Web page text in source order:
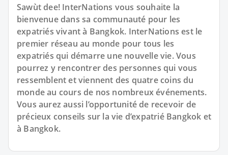
Sawùt dee! InterNations vous souhaite la
bienvenue dans sa communauté pour les
expatriés vivant à Bangkok. InterNations est le
premier réseau au monde pour tous les
expatriés qui démarre une nouvelle vie. Vous
pourrez y rencontrer des personnes qui vous
ressemblent et viennent des quatre coins du
monde au cours de nos nombreux événements.
Vous aurez aussi l’opportunité de recevoir de
précieux conseils sur la vie d’expatrié Bangkok et
à Bangkok.